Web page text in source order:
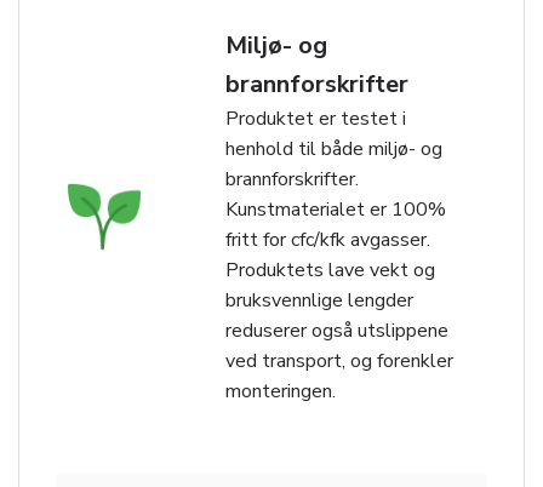
Miljø- og
brannforskrifter
Produktet er testet i
henhold til både miljø- og
brannforskrifter.
Kunstmaterialet er 100%
fritt for cfc/kfk avgasser.
Produktets lave vekt og
bruksvennlige lengder
reduserer også utslippene
ved transport, og forenkler
monteringen.